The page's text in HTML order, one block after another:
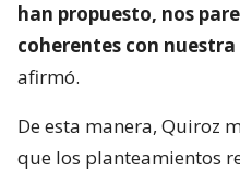
han propuesto, nos
coherentes con
afirmó.
De esta manera, Quiroz
que los planteamientos